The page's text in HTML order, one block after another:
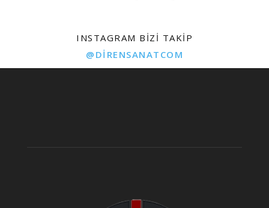
INSTAGRAM BIZI TAKIP
@DIRENSANATCOM